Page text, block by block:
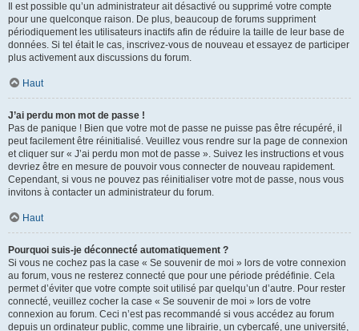
Il est possible qu’un administrateur ait désactivé ou supprimé votre compte
pour une quelconque raison. De plus, beaucoup de forums suppriment
périodiquement les utilisateurs inactifs afin de réduire la taille de leur base de
données. Si tel était le cas, inscrivez-vous de nouveau et essayez de participer
plus activement aux discussions du forum.
Haut
J’ai perdu mon mot de passe !
Pas de panique ! Bien que votre mot de passe ne puisse pas être récupéré, il
peut facilement être réinitialisé. Veuillez vous rendre sur la page de connexion
et cliquer sur « J’ai perdu mon mot de passe ». Suivez les instructions et vous
devriez être en mesure de pouvoir vous connecter de nouveau rapidement.
Cependant, si vous ne pouvez pas réinitialiser votre mot de passe, nous vous
invitons à contacter un administrateur du forum.
Haut
Pourquoi suis-je déconnecté automatiquement ?
Si vous ne cochez pas la case « Se souvenir de moi » lors de votre connexion
au forum, vous ne resterez connecté que pour une période prédéfinie. Cela
permet d’éviter que votre compte soit utilisé par quelqu’un d’autre. Pour rester
connecté, veuillez cocher la case « Se souvenir de moi » lors de votre
connexion au forum. Ceci n’est pas recommandé si vous accédez au forum
depuis un ordinateur public, comme une librairie, un cybercafé, une université,